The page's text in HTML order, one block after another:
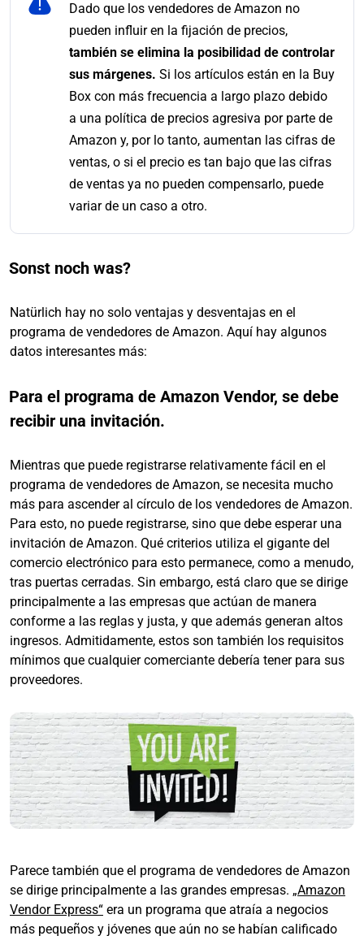
Dado que los vendedores de Amazon no
pueden influir en la fijación de precios,
también se elimina la posibilidad de controlar
sus márgenes. Si los artículos están en la Buy
Box con más frecuencia a largo plazo debido
a una política de precios agresiva por parte de
Amazon y, por lo tanto, aumentan las cifras de
ventas, o si el precio es tan bajo que las cifras
de ventas ya no pueden compensarlo, puede
variar de un caso a otro.
Sonst noch was?
Natürlich hay no solo ventajas y desventajas en el
programa de vendedores de Amazon. Aquí hay algunos
datos interesantes más:
Para el programa de Amazon Vendor, se debe
recibir una invitación.
Mientras que puede registrarse relativamente fácil en el
programa de vendedores de Amazon, se necesita mucho
más para ascender al círculo de los vendedores de Amazon.
Para esto, no puede registrarse, sino que debe esperar una
invitación de Amazon. Qué criterios utiliza el gigante del
comercio electrónico para esto permanece, como a menudo,
tras puertas cerradas. Sin embargo, está claro que se dirige
principalmente a las empresas que actúan de manera
conforme a las reglas y justa, y que además generan altos
ingresos. Admitidamente, estos son también los requisitos
mínimos que cualquier comerciante debería tener para sus
proveedores.
Parece también que el programa de vendedores de Amazon
se dirige principalmente a las grandes empresas. „Amazon
Vendor Express“ era un programa que atraía a negocios
más pequeños y jóvenes que aún no se habían calificado